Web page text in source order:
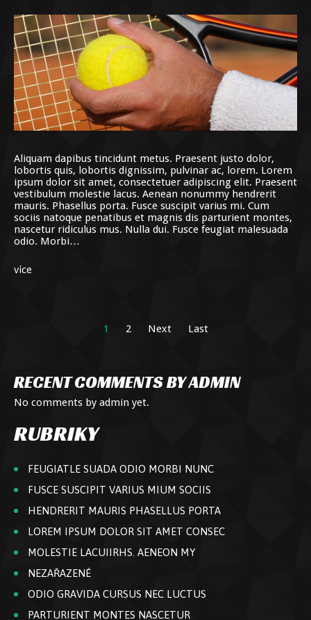
Aliquam dapibus tincidunt metus. Praesent justo dolor,
lobortis quis, lobortis dignissim, pulvinar ac, lorem. Lorem
ipsum dolor sit amet, consectetuer adipiscing elit. Praesent
vestibulum molestie lacus. Aenean nonummy hendrerit
mauris. Phasellus porta. Fusce suscipit varius mi. Cum
sociis natoque penatibus et magnis dis parturient montes,
nascetur ridiculus mus. Nulla dui. Fusce feugiat malesuada
odio. Morbi…
více
1 2 Next Last
RECENT COMMENTS BY ADMIN
No comments by admin yet.
RUBRIKY
FEUGIATLE SUADA ODIO MORBI NUNC
FUSCE SUSCIPIT VARIUS MIUM SOCIIS
HENDRERIT MAURIS PHASELLUS PORTA
LOREM IPSUM DOLOR SIT AMET CONSEC
MOLESTIE LACUIIRHS. AENEON MY
NEZAŘAZENÉ
ODIO GRAVIDA CURSUS NEC LUCTUS
PARTURIENT MONTES NASCETUR